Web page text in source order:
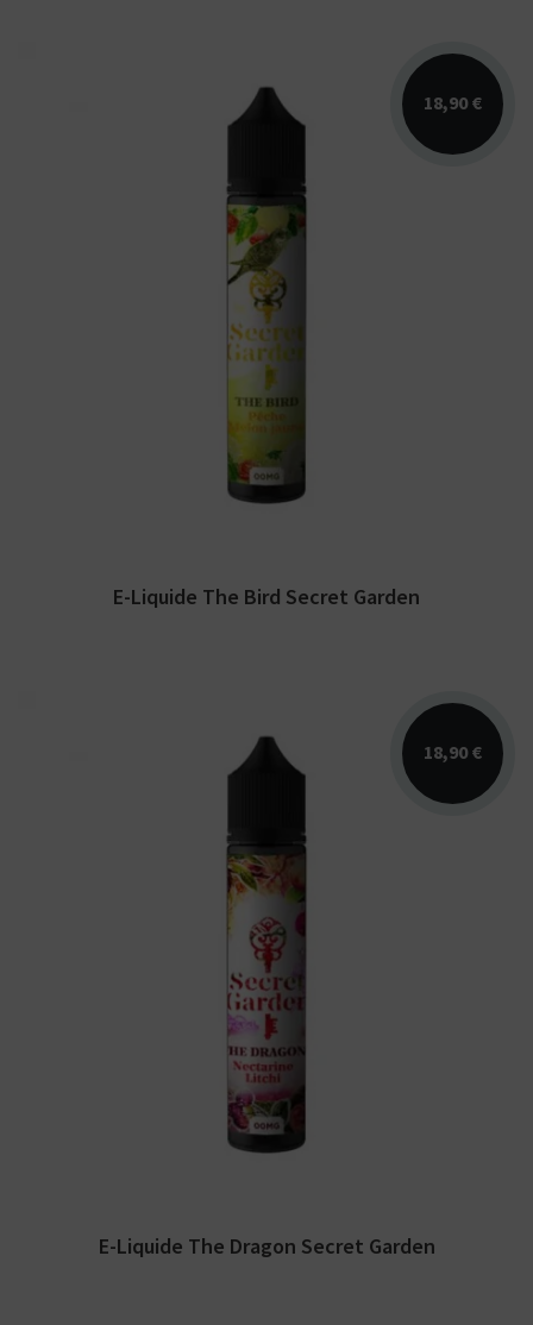
18,90 €
Arômes : pêche, melon jaune. E-liquide
Secret Garden. Disponible en 50 ml sans
E-Liquide The Bird Secret Garden
18,90 €
Arômes : litchi, nectarine, fraicheur. E-liquide
Secret Garden. Disponible en 50 ml sans
E-Liquide The Dragon Secret Garden